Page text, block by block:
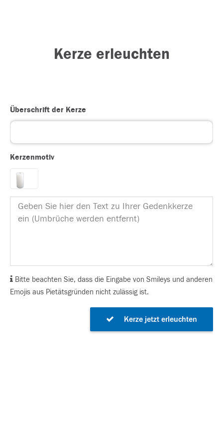
Kerze erleuchten
Überschrift der Kerze
Kerzenmotiv
Bitte beachten Sie, dass die Eingabe von Smileys und anderen
Emojis aus Pietätsgründen nicht zulässig ist.
Kerze jetzt erleuchten